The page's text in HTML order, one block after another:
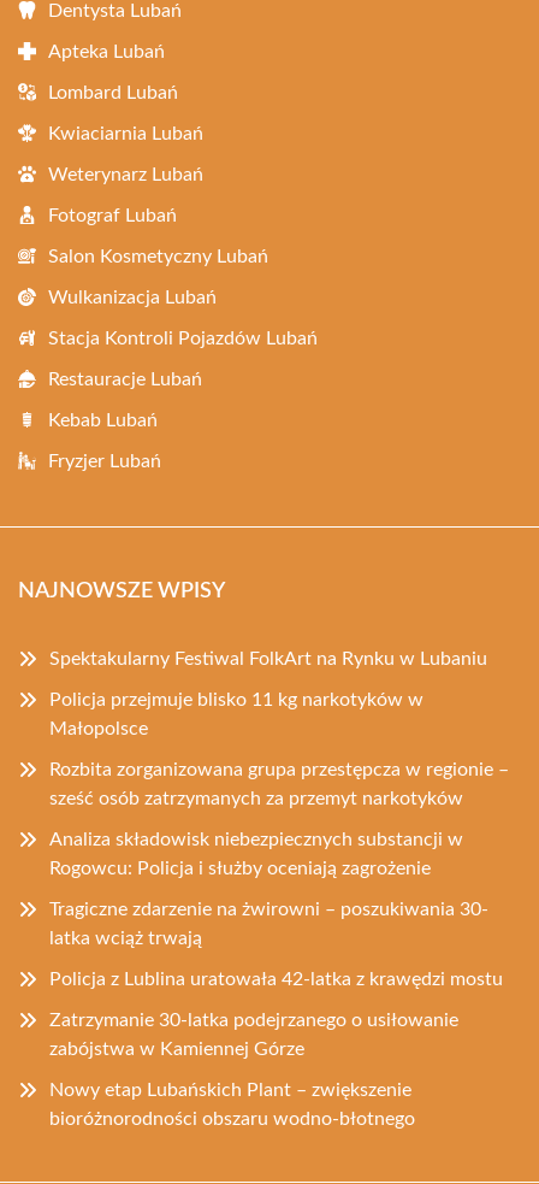
Dentysta Lubań
Apteka Lubań
Lombard Lubań
Kwiaciarnia Lubań
Weterynarz Lubań
Fotograf Lubań
Salon Kosmetyczny Lubań
Wulkanizacja Lubań
Stacja Kontroli Pojazdów Lubań
Restauracje Lubań
Kebab Lubań
Fryzjer Lubań
NAJNOWSZE WPISY
Spektakularny Festiwal FolkArt na Rynku w Lubaniu
Policja przejmuje blisko 11 kg narkotyków w
Małopolsce
Rozbita zorganizowana grupa przestępcza w regionie –
sześć osób zatrzymanych za przemyt narkotyków
Analiza składowisk niebezpiecznych substancji w
Rogowcu: Policja i służby oceniają zagrożenie
Tragiczne zdarzenie na żwirowni – poszukiwania 30-
latka wciąż trwają
Policja z Lublina uratowała 42-latka z krawędzi mostu
Zatrzymanie 30-latka podejrzanego o usiłowanie
zabójstwa w Kamiennej Górze
Nowy etap Lubańskich Plant – zwiększenie
bioróżnorodności obszaru wodno-błotnego